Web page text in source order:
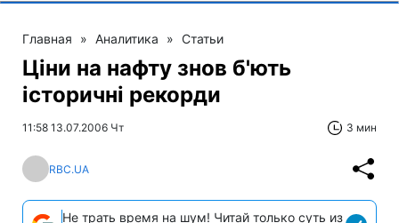
Главная » Аналитика » Статьи
Ціни на нафту знов б'ють
історичні рекорди
11:58 13.07.2006 Чт 3 мин
RBC.UA
Не трать время на шум! Читай только суть из